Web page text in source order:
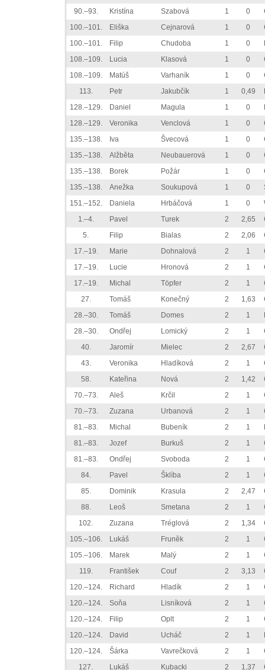
90.–93.
Kristína Szabová 1 0
100.–101.
Eliška Cejnarová 1 0
100.–101.
Filip Chudoba 1 0
108.–109.
Lucia Klasová 1 0
108.–109.
Matúš Varhaník 1 0
113.
Petr Jakubčík 1 0,49
128.–129.
Daniel Magula 1 0
128.–129.
Veronika Venclová 1 0
135.–138.
Iva Švecová 1 0
135.–138.
Alžběta Neubauerová 1 0
135.–138.
Borek Požár 1 0
135.–138.
Anežka Soukupová 1 0
151.–152.
Daniela Hrbáčová 1 0
1.–4.
Pavel Turek 2 2,65
5.
Filip Bialas 2 2,06
17.–19.
Marie Dohnalová 2 1
17.–19.
Lucie Hronová 2 1
17.–19.
Michal Töpfer 2 1
27.
Tomáš Konečný 2 1,63
28.–30.
Tomáš Domes 2 1
28.–30.
Ondřej Lomický 2 1
40.
Jaromír Mielec 2 2,67
43.
Veronika Hladíková 2 1
58.
Kateřina Nová 2 1,42
70.–73.
Aleš Krčil 2 1
70.–73.
Zuzana Urbanová 2 1
81.–83.
Michal Bubeník 2 1
81.–83.
Jozef Burkuš 2 1
81.–83.
Ondřej Svoboda 2 1
84.
Pavel Šklíba 2 1
85.
Dominik Krasula 2 2,47
88.
Leoš Smetana 2 1
102.
Zuzana Tréglová 2 1,34
105.–106.
Lukáš Fruněk 2 1
105.–106.
Marek Malý 2 1
119.
František Couf 2 3,13
120.–124.
Richard Hladík 2 1
120.–124.
Soňa Lisníková 2 1
120.–124.
Filip Oplt 2 1
120.–124.
David Ucháč 2 1
120.–124.
Šárka Vavrečková 2 1
127.
Lukáš Kubacki 2 1,37